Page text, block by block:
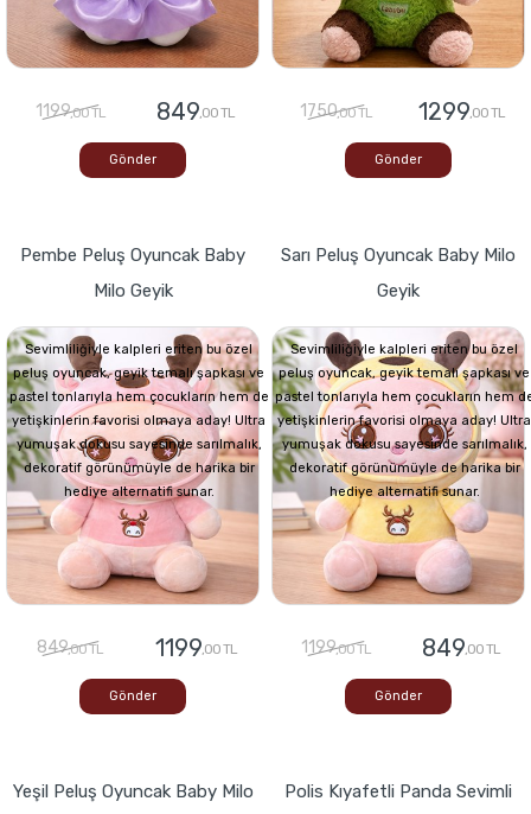
1199,00 TL 849,00 TL
Gönder
1750,00 TL 1299,00 TL
Gönder
Pembe Peluş Oyuncak Baby
Milo Geyik
Sevimliliğiyle kalpleri eriten bu özel
peluş oyuncak, geyik temalı şapkası ve
pastel tonlarıyla hem çocukların hem de
yetişkinlerin favorisi olmaya aday! Ultra
yumuşak dokusu sayesinde sarılmalık,
dekoratif görünümüyle de harika bir
hediye alternatifi sunar.
849,00 TL 1199,00 TL
Gönder
Sarı Peluş Oyuncak Baby Milo
Geyik
Sevimliliğiyle kalpleri eriten bu özel
peluş oyuncak, geyik temalı şapkası ve
pastel tonlarıyla hem çocukların hem
yetişkinlerin favorisi olmaya aday! Ultra
yumuşak dokusu sayesinde sarılmalık,
dekoratif görünümüyle de harika bir
hediye alternatifi sunar.
1199,00 TL 849,00 TL
Gönder
Yeşil Peluş Oyuncak Baby Milo
Polis Kıyafetli Panda Sevimli